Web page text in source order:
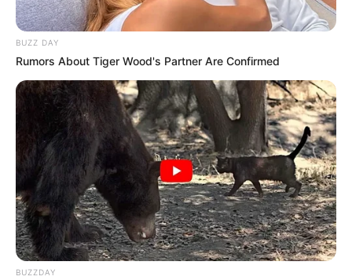
Home > Aposentadoria > CONACS > Notícia >
Manifesto de
Mobilização em defesa do PLP 185.
BUZZ DAY
Rumors About Tiger Wood's Partner Are Confirmed
BUZZDAY